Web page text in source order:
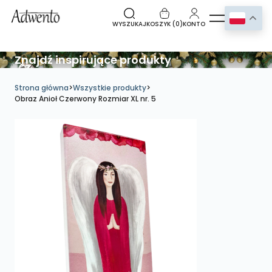
WYSZUKAJKOSZYK (0)KONTO
Znajdź inspirujące produkty
Strona główna>Wszystkie produkty>
Obraz Anioł Czerwony Rozmiar XL nr. 5